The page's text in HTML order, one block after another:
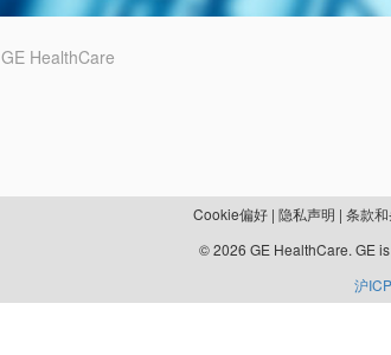
GE HealthCare
Cookie偏好| 隐私声明 | 条款
© 2026 GE HealthCare. GE
沪